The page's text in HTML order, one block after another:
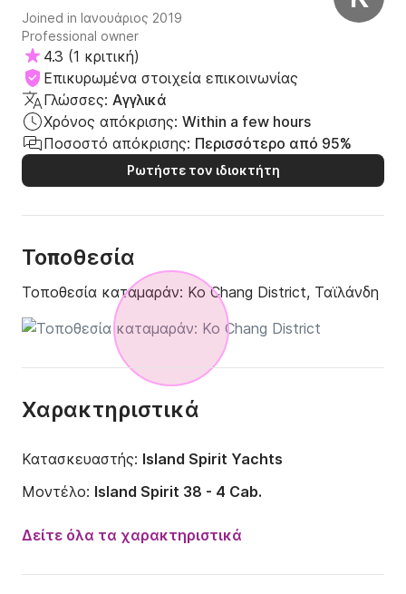
ΕΠΙΚΟΙΝΩΝΗΣΤΕ ΜΑΖΙ ΜΑΣ ΤΩΡΑ για να
εξερευνήσετε τον εκπληκτικό στόλο μας και να
κλείσετε το αξιόλογο ταξίδι σας!
Joined in Ιανουάριος 2019
Professional owner
4.3 (1 κριτική)
Επικυρωμένα στοιχεία επικοινωνίας
Γλώσσες: Αγγλικά
Χρόνος απόκρισης: Within a few hours
Ποσοστό απόκρισης: Περισσότερο από 95%
Ρωτήστε τον ιδιοκτήτη
Τοποθεσία
Τοποθεσία καταμαράν: Ko Chang District, Ταϊλάνδη
Χαρακτηριστικά
Κατασκευαστής: Island Spirit Yachts
Μοντέλο: Island Spirit 38 - 4 Cab.
Έτος:
2016
Δείτε όλα τα χαρακτηριστικά